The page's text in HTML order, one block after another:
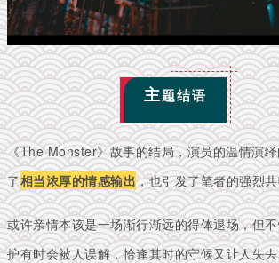
主题结语
《The Monster》故事的结局，演员的温情演
了相当浓厚的情感输出，也引发了笔者的强烈
或许亲情本该是一场渐行渐远的得体退场，但
护有时会被人误解，恰逢其时的守候又让人失